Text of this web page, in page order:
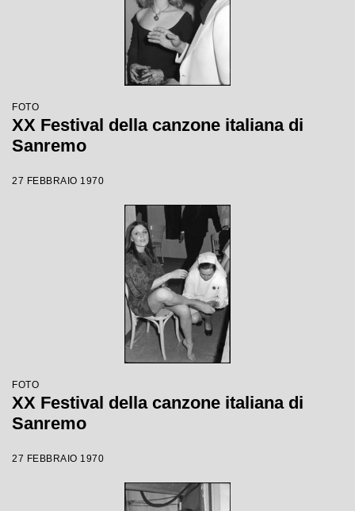
FOTO
XX Festival della canzone italiana di
Sanremo
27 FEBBRAIO 1970
FOTO
XX Festival della canzone italiana di
Sanremo
27 FEBBRAIO 1970